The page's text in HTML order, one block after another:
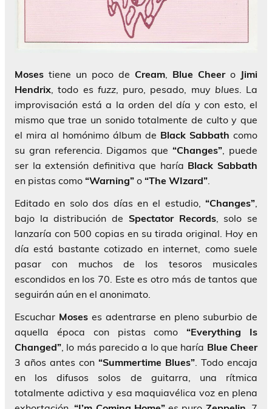
Moses tiene un poco de Cream, Blue Cheero Jimi
Hendrix, todo es fuzz, puro, pesado, muy blues. La
improvisación está a la orden del día y con esto, el
mismo que trae un sonido totalmente de culto y que
el mira al homónimo álbum de Black Sabbath como
su gran referencia. Digamos que“Changes”, puede
ser la extensión definitiva que haría Black Sabbath
en pistas como “Warning” o “The WIzard”.
Editado en solo dos días en el estudio, “Changes”,
bajo la distribución de Spectator Records, solo se
lanzaría con 500 copias en su tirada original. Hoy en
día está bastante cotizado en internet, como suele
pasar con muchos de los tesoros musicales
escondidos en los 70. Este es otro más de tantos que
seguirán aún en el anonimato.
Escuchar Moses es adentrarse en pleno suburbio de
aquella época con pistas como“Everything Is
Changed”, lo más parecido a lo que haría Blue Cheer
3 años antes con “Summertime Blues”. Todo encaja
en los difusos solos de guitarra, una rítmica
totalmente adictiva y esa maquiavélica voz en plena